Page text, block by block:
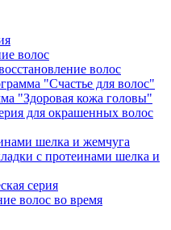
волос
волос
"Счастье для волос"
"Здоровая кожа головы"
для окрашенных волос
шелка и жемчуга
с протеинами шелка и
серия
волос во время